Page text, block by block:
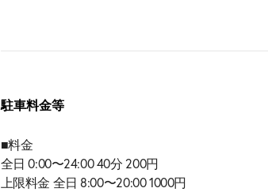
駐車料金等
■料金
全日 0:00〜24:00 40分 200円
上限料金 全日 8:00〜20:00 1000円